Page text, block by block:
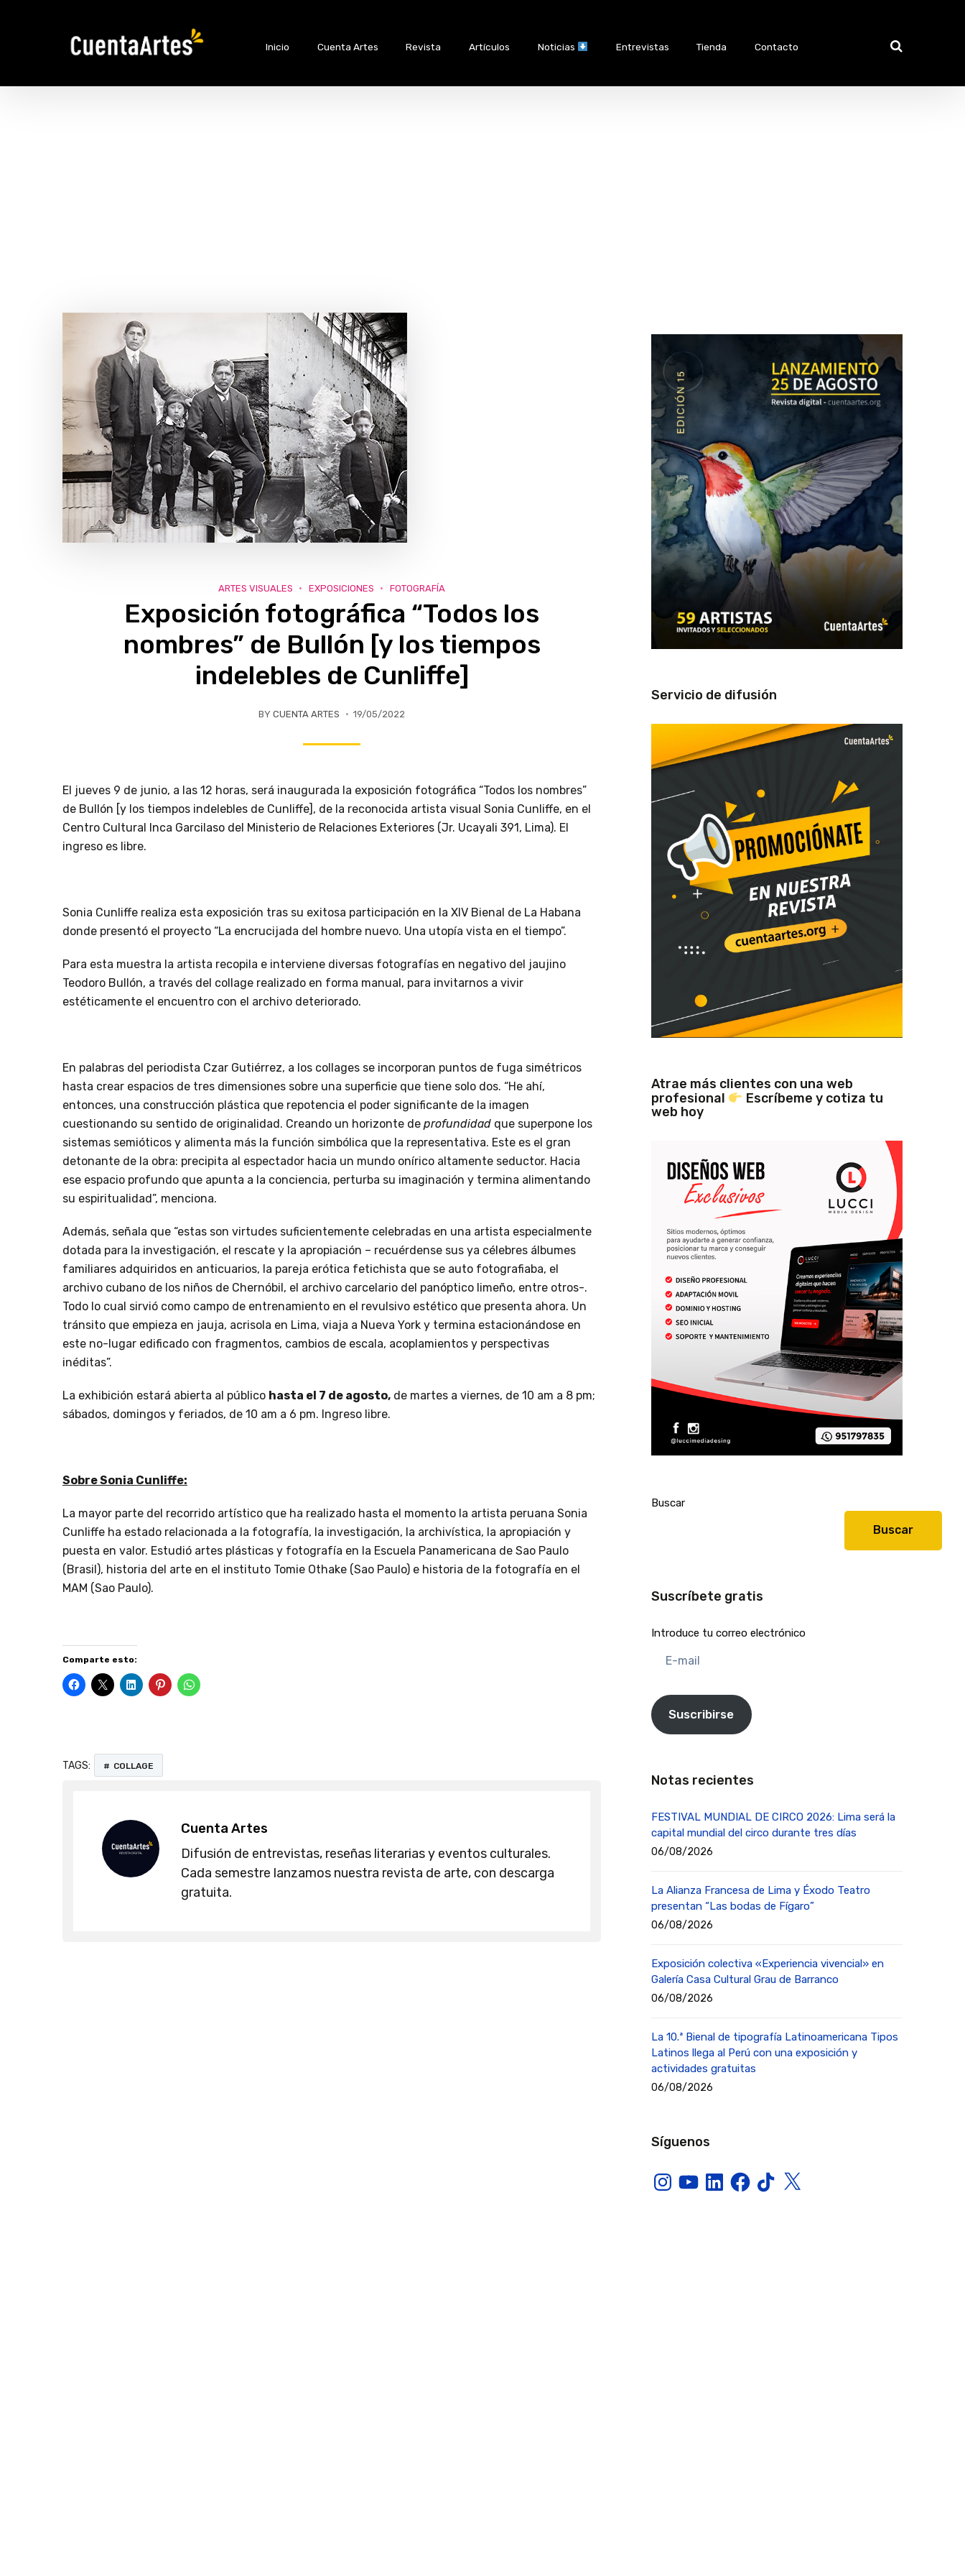
Inicio Cuenta Artes Revista Artículos Noticias Entrevistas Tienda Contacto
ARTES VISUALES EXPOSICIONES FOTOGRAFÍA
Exposición fotográfica “Todos los
nombres” de Bullón [y los tiempos
indelebles de Cunliffe]
BY CUENTA ARTES 19/05/2022
El jueves 9 de junio, a las 12 horas, será inaugurada la exposición fotográfica “Todos los nombres”
de Bullón [y los tiempos indelebles de Cunliffe], de la reconocida artista visual Sonia Cunliffe, en el
Centro Cultural Inca Garcilaso del Ministerio de Relaciones Exteriores (Jr. Ucayali 391, Lima). El
ingreso es libre.
Sonia Cunliffe realiza esta exposición tras su exitosa participación en la XIV Bienal de La Habana
donde presentó el proyecto “La encrucijada del hombre nuevo. Una utopía vista en el tiempo”.
Para esta muestra la artista recopila e interviene diversas fotografías en negativo del jaujino
Teodoro Bullón, a través del collage realizado en forma manual, para invitarnos a vivir
estéticamente el encuentro con el archivo deteriorado.
En palabras del periodista Czar Gutiérrez, a los collages se incorporan puntos de fuga simétricos
hasta crear espacios de tres dimensiones sobre una superficie que tiene solo dos. “He ahí,
entonces, una construcción plástica que repotencia el poder significante de la imagen
cuestionando su sentido de originalidad. Creando un horizonte de profundidad que superpone los
sistemas semióticos y alimenta más la función simbólica que la representativa. Este es el gran
detonante de la obra: precipita al espectador hacia un mundo onírico altamente seductor. Hacia
ese espacio profundo que apunta a la conciencia, perturba su imaginación y termina alimentando
su espiritualidad”, menciona.
Además, señala que “estas son virtudes suficientemente celebradas en una artista especialmente
dotada para la investigación, el rescate y la apropiación – recuérdense sus ya célebres álbumes
familiares adquiridos en anticuarios, la pareja erótica fetichista que se auto fotografiaba, el
archivo cubano de los niños de Chernóbil, el archivo carcelario del panóptico limeño, entre otros-.
Todo lo cual sirvió como campo de entrenamiento en el revulsivo estético que presenta ahora. Un
tránsito que empieza en jauja, acrisola en Lima, viaja a Nueva York y termina estacionándose en
este no-lugar edificado con fragmentos, cambios de escala, acoplamientos y perspectivas
inéditas”.
La exhibición estará abierta al público hasta el 7 de agosto, de martes a viernes, de 10 am a 8 pm;
sábados, domingos y feriados, de 10 am a 6 pm. Ingreso libre.
Sobre Sonia Cunliffe:
La mayor parte del recorrido artístico que ha realizado hasta el momento la artista peruana Sonia
Cunliffe ha estado relacionada a la fotografía, la investigación, la archivística, la apropiación y
puesta en valor. Estudió artes plásticas y fotografía en la Escuela Panamericana de Sao Paulo
(Brasil), historia del arte en el instituto Tomie Othake (Sao Paulo) e historia de la fotografía en el
MAM (Sao Paulo).
Comparte esto:
TAGS: COLLAGE
Cuenta Artes
Difusión de entrevistas, reseñas literarias y eventos culturales.
Cada semestre lanzamos nuestra revista de arte, con descarga
gratuita.
Servicio de difusión
Atrae más clientes con una web
profesional
Escríbeme y cotiza tu
web hoy
Buscar
Buscar
Suscríbete gratis
Introduce tu correo electrónico
mail
Suscribirse
Notas recientes
FESTIVAL MUNDIAL DE CIRCO 2026: Lima será la
capital mundial del circo durante tres días
06/08/2026
La Alianza Francesa de Lima y Éxodo Teatro
presentan “Las bodas de Fígaro”
06/08/2026
Exposición colectiva «Experiencia vivencial» en
Galería Casa Cultural Grau de Barranco
06/08/2026
La 10.ª Bienal de tipografía Latinoamericana Tipos
Latinos llega al Perú con una exposición y
actividades gratuitas
06/08/2026
Síguenos
InstagramYouTubeLinkedInFacebook
TikTokX